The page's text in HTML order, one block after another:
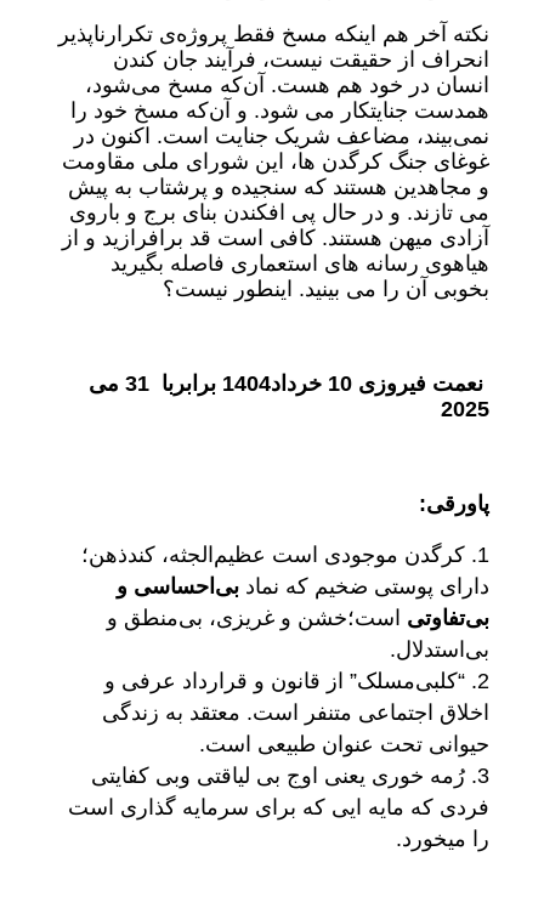
نکته آخر هم اینکه مسخ فقط پروژه‌ی تکرارناپذیر
انحراف از حقیقت نیست، فرآیند جان کندن
انسان در خود هم هست. آن‌که مسخ می‌شود،
همدست جنایتکار می شود. و آن‌که مسخ خود را
نمی‌بیند، مضاعف شریک جنایت است. اکنون در
غوغای جنگ کرگدن ها، این شورای ملی مقاومت
و مجاهدین هستند که سنجیده و پرشتاب به پیش
می تازند. و در حال پی افکندن بنای برج و باروی
آزادی میهن هستند. کافی است قد برافرازید و از
هیاهوی رسانه های استعماری فاصله بگیرید
بخوبی آن را می بینید. اینطور نیست؟
نعمت فیروزی 10 خرداد1404 برابربا 31 می
2025
پاورقی:
کرگدن موجودی است عظیم‌الجثه، کند‌ذهن؛
دارای پوستی ضخیم که نماد بی‌احساسی و
بی‌تفاوتی است؛خشن و غریزی، بی‌منطق و
بی‌استدلال.
“کلبی‌مسلک” از قانون و قرارداد عرفی و
اخلاق اجتماعی متنفر است. معتقد به زندگی
حیوانی تحت عنوان طبیعی است.
رُمه خوری یعنی اوج بی لیاقتی وبی کفایتی
فردی که مایه ایی که برای سرمایه گذاری است
را میخورد.